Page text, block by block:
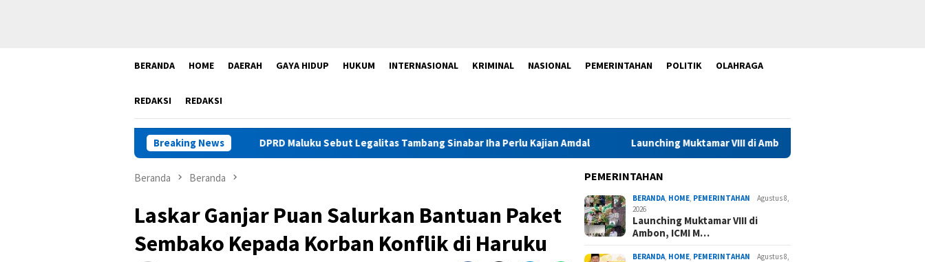
BERANDA HOME DAERAH GAYA HIDUP HUKUM INTERNASIONAL KRIMINAL NASIONAL PEMERINTAHAN POLITIK OLAHRAGA
REDAKSI REDAKSI
Breaking News
DPRD Maluku Sebut Legalitas Tambang Sinabar Iha Perlu Kajian Amdal Launching Muktamar VIII di Ambon, ICMI Maluku Perkuat Konsolidasi dan
Beranda Beranda
Laskar Ganjar Puan Salurkan Bantuan Paket
Sembako Kepada Korban Konflik di Haruku
PEMERINTAHAN
BERANDA, HOME, PEMERINTAHAN
Agustus 8,
2026
Launching Muktamar VIII di
Ambon, ICMI M…
BERANDA, HOME, PEMERINTAHAN
Agustus 8,